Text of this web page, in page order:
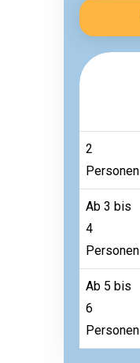
2
Personen
Ab 3 bis
4
Personen
Ab 5 bis
6
Personen